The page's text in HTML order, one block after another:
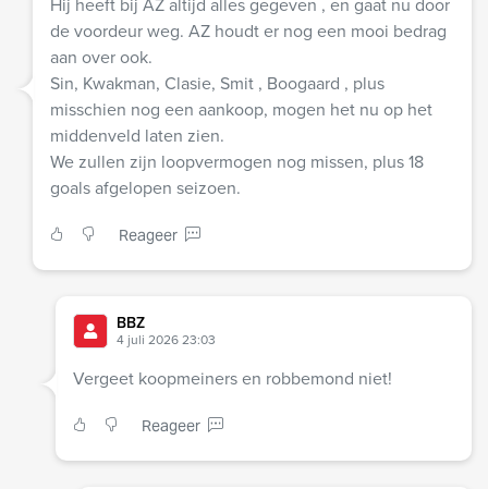
Hij heeft bij AZ altijd alles gegeven , en gaat nu door
de voordeur weg. AZ houdt er nog een mooi bedrag
aan over ook.
Sin, Kwakman, Clasie, Smit , Boogaard , plus
misschien nog een aankoop, mogen het nu op het
middenveld laten zien.
We zullen zijn loopvermogen nog missen, plus 18
goals afgelopen seizoen.
Reageer
BBZ
4 juli 2026 23:03
Vergeet koopmeiners en robbemond niet!
Reageer